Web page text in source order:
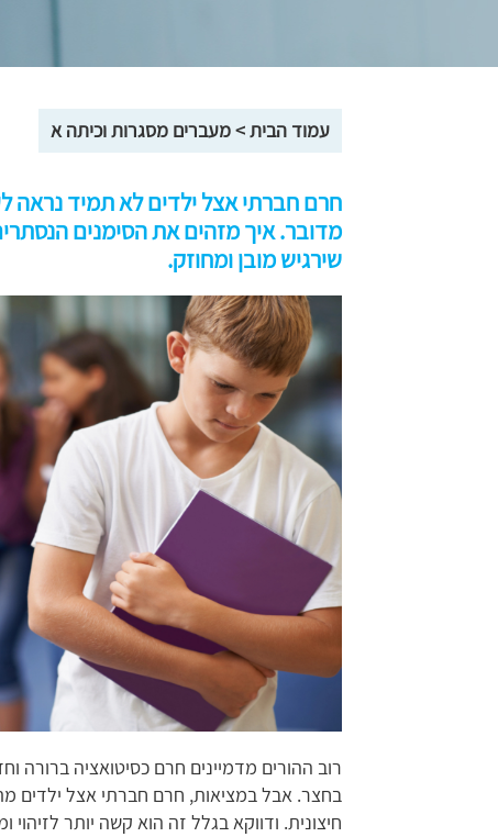
עמוד הבית>מעברים מסגרות וכיתה א
חרם חברתי אצל ילדים לא תמיד נראה
מדובר. איך מזהים את הסימנים
שירגיש מובן ומחוזק.
רוב ההורים מדמיינים חרם כסיטואציה ברורה
בחצר. אבל במציאות, חרם חברתי אצל ילדים
חיצונית. ודווקא בגלל זה הוא קשה יותר לזיהוי